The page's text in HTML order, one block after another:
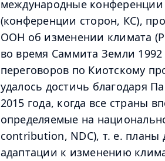
международные
(конференции сторон, КС),
ООН об изменении климата
во время Саммита Земли
переговоров по Киотскому
удалось достичь благодаря
2015 года, когда все страны
определяемые на
contribution, NDC), т. е.
адаптации к изменению